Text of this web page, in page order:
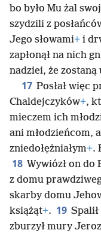
bo było Mu żal
szydzili z
Jego słowami+ i
zapłonął na nich
nadziei, że zostaną
17 Posłał więc
Chaldejczyków+,
mieczem ich
ani młodzieńcom,
zniedołężniałym+.
18 Wywiózł on do
z domu
skarby domu
książąt+. 19
zburzył mury